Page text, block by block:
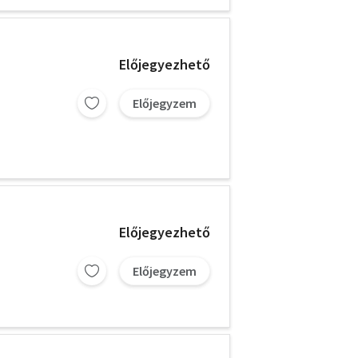
Előjegyezhető
Előjegyzem
Előjegyezhető
Előjegyzem